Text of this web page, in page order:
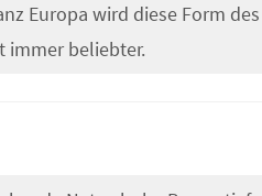
Europa wird diese Form des
immer beliebter.